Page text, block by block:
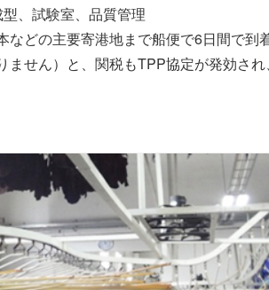
、試験室、品質管理
どの主要寄港地まで船便で6日間で到
ません）と、関税もTPP協定が発効さ